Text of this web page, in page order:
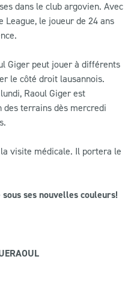
dans le club argovien. Avec
League, le joueur de 24 ans
Giger peut jouer à différents
le côté droit lausannois.
Raoul Giger est
terrains dès mercredi
visite médicale. Il portera le
ses nouvelles couleurs!